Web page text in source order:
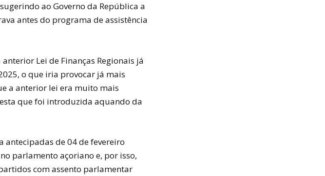
ao Governo da República a
antes do programa de assistência
Lei de Finanças Regionais já
o que iria provocar já mais
a anterior lei era muito mais
que foi introduzida aquando da
antecipadas de 04 de fevereiro
parlamento açoriano e, por isso,
com assento parlamentar